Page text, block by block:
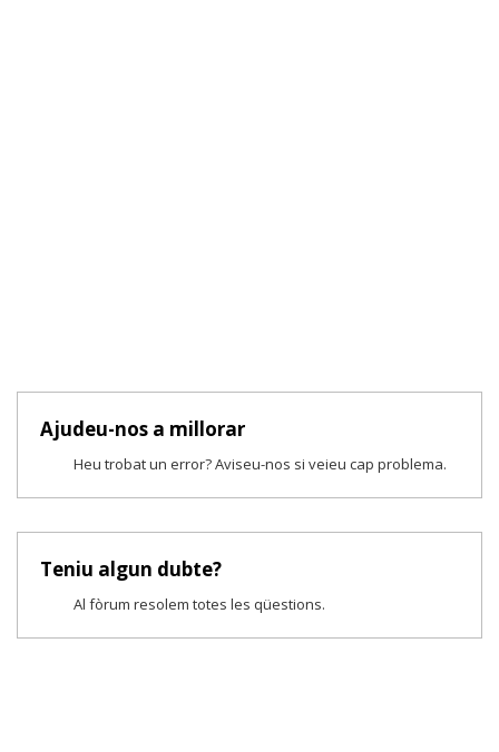
Ajudeu-nos a millorar
Heu trobat un error? Aviseu-nos si veieu cap problema.
Teniu algun dubte?
Al fòrum resolem totes les qüestions.